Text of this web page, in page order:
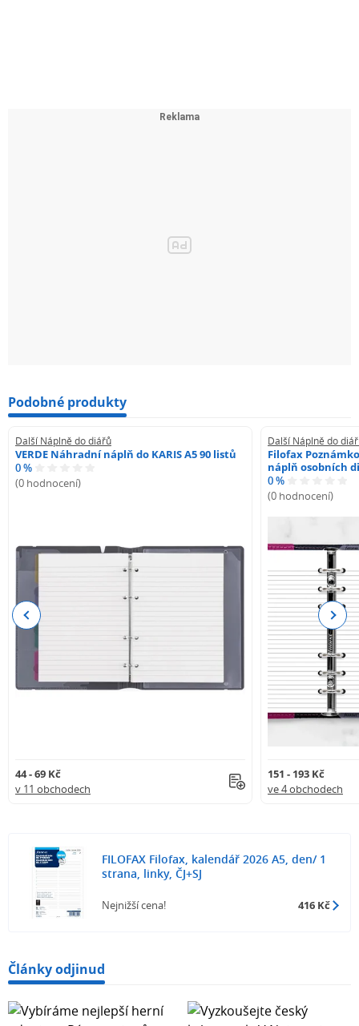
Podobné produkty
Další Náplně do diářů
VERDE Náhradní náplň do KARIS A5 90 listů
0 %
(0 hodnocení)
44 - 69 Kč
v 11 obchodech
Další Náplně do
Filofax
náplň osobních
0 %
(0 hodnocení)
151 - 193 Kč
ve 4 obchodech
Previous Next
FILOFAX Filofax, kalendář 2026 A5, den/ 1
strana, linky, ČJ+SJ
Nejnižší cena! 416 Kč
Články odjinud